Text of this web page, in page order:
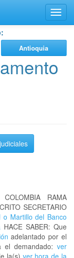
Antioquia
RAMA
SECRETARIO
Martillo del Banco
HACE SABER: Que
adelantado por el
el demandado: ver
la(s) ver hora de la